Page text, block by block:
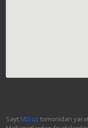
SaytMD.uz tomonidan